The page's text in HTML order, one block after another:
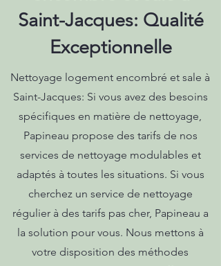
Saint-Jacques: Qualité
Exceptionnelle
Nettoyage logement encombré et sale à
Saint-Jacques: Si vous avez des besoins
spécifiques en matière de nettoyage,
Papineau propose des tarifs de nos
services de nettoyage modulables et
adaptés à toutes les situations. Si vous
cherchez un service de nettoyage
régulier à des tarifs pas cher, Papineau a
la solution pour vous. Nous mettons à
votre disposition des méthodes